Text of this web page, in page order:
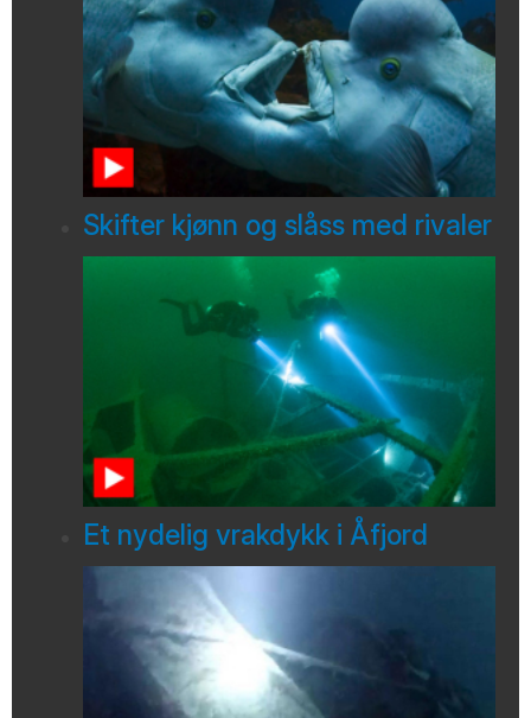
Skifter kjønn og slåss med rivaler
Et nydelig vrakdykk i Åfjord